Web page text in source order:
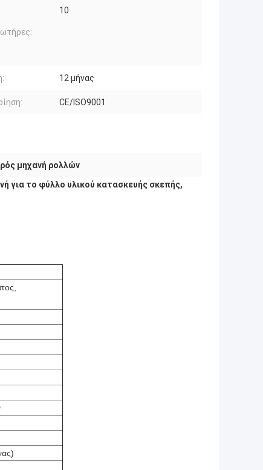
10
12 μήνας
CE/ISO9001
μηχανή ρολλών
για το φύλλο υλικού κατασκευής σκεπής,